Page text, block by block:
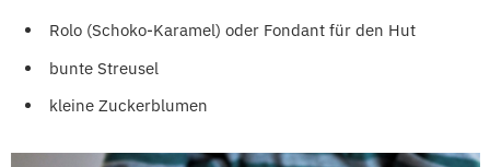
Rolo (Schoko-Karamel) oder Fondant für den Hut
bunte Streusel
kleine Zuckerblumen